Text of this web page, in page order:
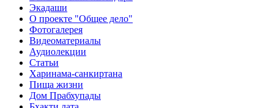
Экадаши
О проекте "Общее дело"
Фотогалерея
Видеоматериалы
Аудиолекции
Статьи
Харинама-санкиртана
Пища жизни
Дом Прабхупады